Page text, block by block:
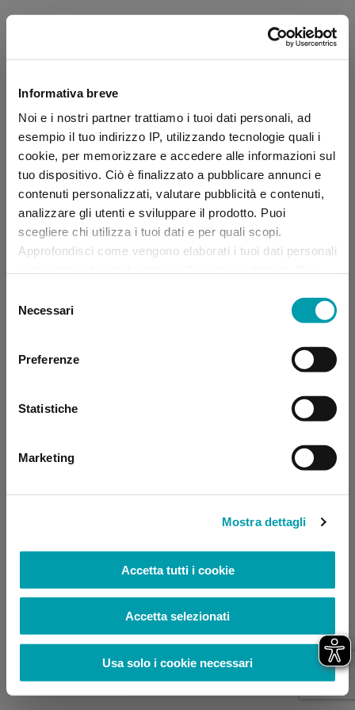
Informativa breve
Noi e i nostri partner trattiamo i tuoi dati personali, ad
esempio il tuo indirizzo IP, utilizzando tecnologie quali i
cookie, per memorizzare e accedere alle informazioni sul
tuo dispositivo. Ciò è finalizzato a pubblicare annunci e
contenuti personalizzati, valutare pubblicità e contenuti,
analizzare gli utenti e sviluppare il prodotto. Puoi
scegliere chi utilizza i tuoi dati e per quali scopi.
Approfondisci come vengono elaborati i tuoi dati personali
momento dalla Dichiarazione sui “
delNecessari
Preferenze
Statistiche
Marketing
Mostra dettagli
Accetta tutti i cookie
Accetta selezionati
Usa solo i cookie necessari
Application error: a client-side exception has occurred (see the
browser console for more information)